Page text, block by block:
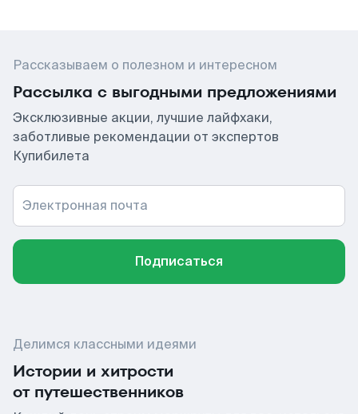
Рассказываем о полезном и интересном
Рассылка с выгодными предложениями
Эксклюзивные акции, лучшие лайфхаки,
заботливые рекомендации от экспертов
Купибилета
Электронная почта
Подписаться
Делимся классными идеями
Истории и хитрости
от путешественников